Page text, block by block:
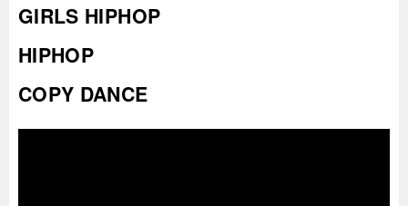
GIRLS HIPHOP
HIPHOP
COPY DANCE